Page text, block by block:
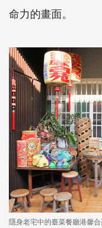
命力的畫面。
隱身老宅中的臺菜餐廳港馨